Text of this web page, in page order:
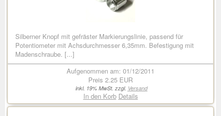
Silberner Knopf mit gefräster Markierungslinie, passend für
Potentiometer mit Achsdurchmesser 6,35mm. Befestigung mit
Madenschraube. [...]
Aufgenommen am: 01/12/2011
Preis 2.25 EUR
inkl. 19% MwSt. zzgl. Versand
In den Korb Details